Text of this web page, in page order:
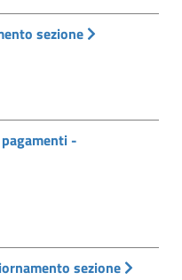
sezione
-
sezione